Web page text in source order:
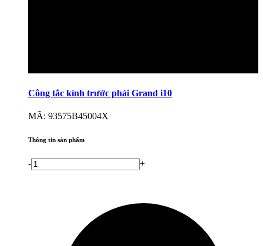
Công tắc kính trước phải Grand i10
MÃ: 93575B45004X
Thông tin sản phẩm
- +